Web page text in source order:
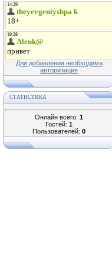
Для добавления необходима
авторизация
СТАТИСТИКА
Онлайн всего: 1
Гостей: 1
Пользователей: 0